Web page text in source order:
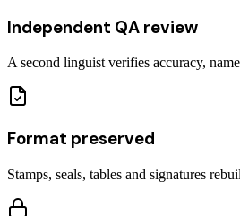
Independent QA review
A second linguist verifies accuracy,
Format preserved
Stamps, seals, tables and signatures